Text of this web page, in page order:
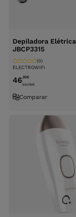
Depiladora Elétrica
JBCP3315
ELECTROWIFI
(0)
46,10€
55.78€
Comparar